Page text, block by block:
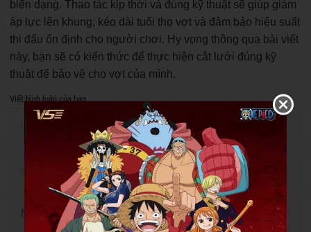
biến dạng. Thao tác kịp thời và đúng kỹ thuật sẽ giúp giảm
áp lực lên khung, kéo dài tuổi thọ vợt và đảm bảo hiệu suất
thi đấu ổn định cho người chơi. Hy vọng thông qua bài viết
này, bạn sẽ có kiến thức để thực hiện cắt lưới đúng kỹ
thuật để bảo vệ cho vợt của mình.
Viết bình luận của bạn